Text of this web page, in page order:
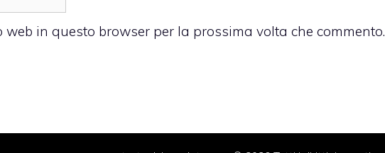
web in questo browser per la prossima volta che commento.